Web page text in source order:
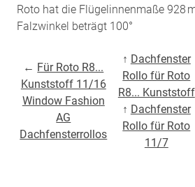
Roto hat die Flügelinnenmaße 928
Falzwinkel beträgt 100°
← Für Roto R8...
Kunststoff 11/16
Window Fashion
AG
Dachfensterrollos
↑ Dachfenster
Rollo für Roto
R8... Kunststoff
↑ Dachfenster
Rollo für Roto
11/7